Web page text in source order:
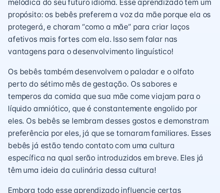
melódica do seu futuro idioma. Esse aprendizado tem um
propósito: os bebês preferem a voz da mãe porque ela os
protegerá, e choram “como a mãe” para criar laços
afetivos mais fortes com ela. Isso sem falar nas
vantagens para o desenvolvimento linguístico!
Os bebês também desenvolvem o paladar e o olfato
perto do sétimo mês de gestação. Os sabores e
temperos da comida que sua mãe come viajam para o
líquido amniótico, que é constantemente engolido por
eles. Os bebês se lembram desses gostos e demonstram
preferência por eles, já que se tornaram familiares. Esses
bebês já estão tendo contato com uma cultura
específica na qual serão introduzidos em breve. Eles já
têm uma ideia da culinária dessa cultura!
Embora todo esse aprendizado influencie certas